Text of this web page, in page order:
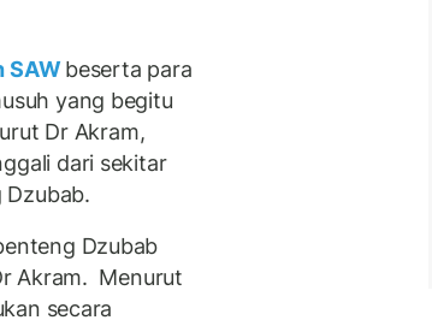
SAWbeserta para
yang begitu
Dr Akram,
dari sekitar
Dzubab.
Dzubab
Akram. Menurut
secara